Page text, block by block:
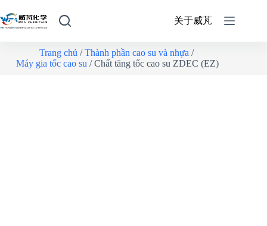
关于威芃
Trang chủ /Thành phần cao su và nhựa /
Máy gia tốc cao su / Chất tăng tốc cao su ZDEC (EZ)